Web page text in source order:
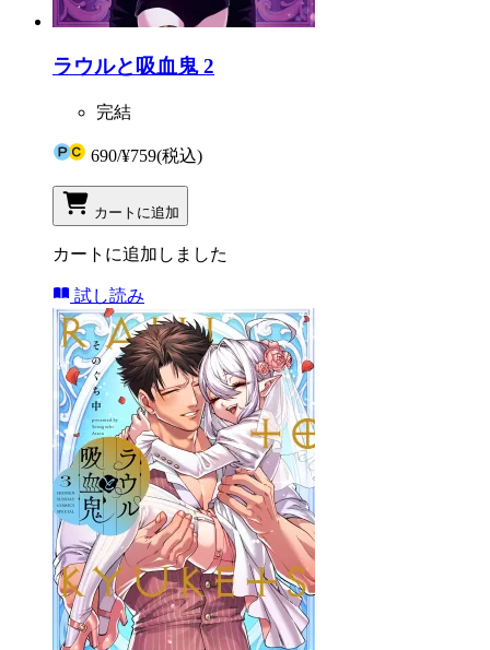
ラウルと吸血鬼 2
完結
690/¥759(税込)
カートに追加
カートに追加しました
試し読み